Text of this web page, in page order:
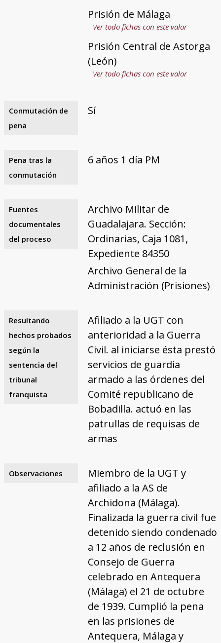
Prisión de Málaga
Ver todo fichas con este valor
Prisión Central de Astorga
(León)
Ver todo fichas con este valor
Conmutación de
pena
Sí
Pena tras la
conmutación
6 años 1 día PM
Fuentes
documentales
del proceso
Archivo Militar de
Guadalajara. Sección:
Ordinarias, Caja 1081,
Expediente 84350
Archivo General de la
Administración (Prisiones)
Resultando
hechos probados
según la
sentencia del
tribunal
franquista
Afiliado a la UGT con
anterioridad a la Guerra
Civil. al iniciarse ésta prestó
servicios de guardia
armado a las órdenes del
Comité republicano de
Bobadilla. actuó en las
patrullas de requisas de
armas
Observaciones
Miembro de la UGT y
afiliado a la AS de
Archidona (Málaga).
Finalizada la guerra civil fue
detenido siendo condenado
a 12 años de reclusión en
Consejo de Guerra
celebrado en Antequera
(Málaga) el 21 de octubre
de 1939. Cumplió la pena
en las prisiones de
Antequera, Málaga y